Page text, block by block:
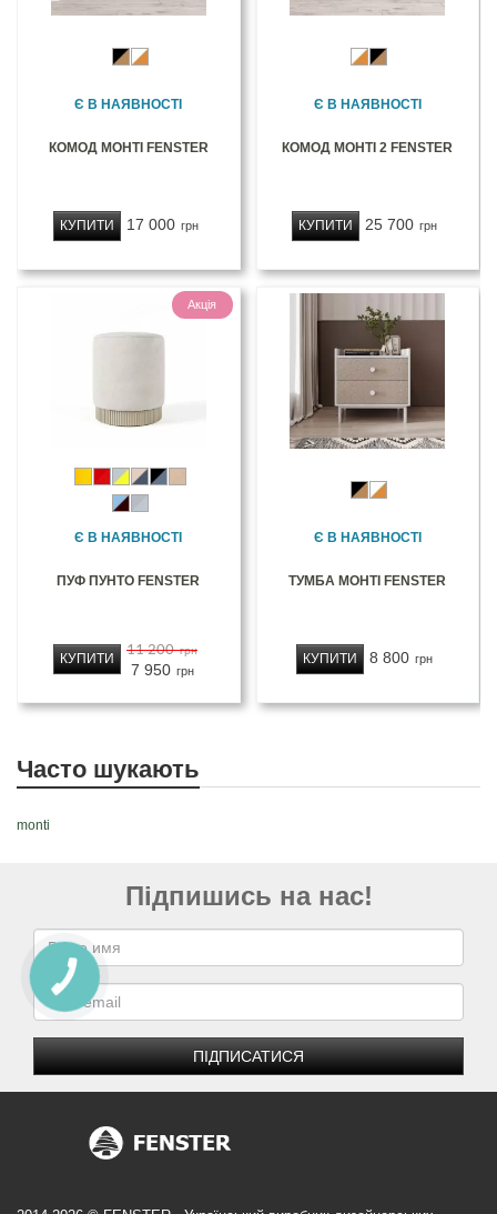
Є В НАЯВНОСТІ
КОМОД МОНТІ FENSTER
17 000 грн
КУПИТИ
Є В НАЯВНОСТІ
КОМОД МОНТІ 2 FENSTER
25 700 грн
КУПИТИ
Акція
Є В НАЯВНОСТІ
ПУФ ПУНТО FENSTER
11 200 грн
7 950 грн
КУПИТИ
Є В НАЯВНОСТІ
ТУМБА МОНТІ FENSTER
8 800 грн
КУПИТИ
Часто шукають
monti
Підпишись на нас!
ПІДПИСАТИСЯ